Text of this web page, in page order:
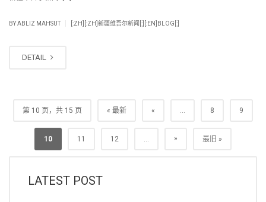
BYABLIZ MAHSUT [:ZH][:ZH]新疆维吾尔新闻[:][:EN]BLOG[:]
DETAIL
第 10 页，共 15 页 « 最新 « ... 8 9
10 11 12 ... » 最旧 »
LATEST POST